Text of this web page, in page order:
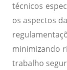
técnicos
os aspectos
minimizando
trabalho